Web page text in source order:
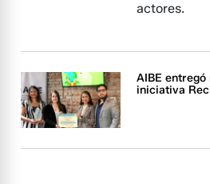
actores.
AIBE
iniciativa